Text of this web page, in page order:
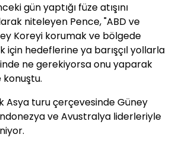
gün yaptığı füze atışını
niteleyen Pence, "ABD ve
Koreyi korumak ve bölgede
için hedeflerine ya barışçıl yollarla
ne gerekiyorsa onu yaparak
konuştu.
Asya turu çerçevesinde Güney
ve Avustralya liderleriyle